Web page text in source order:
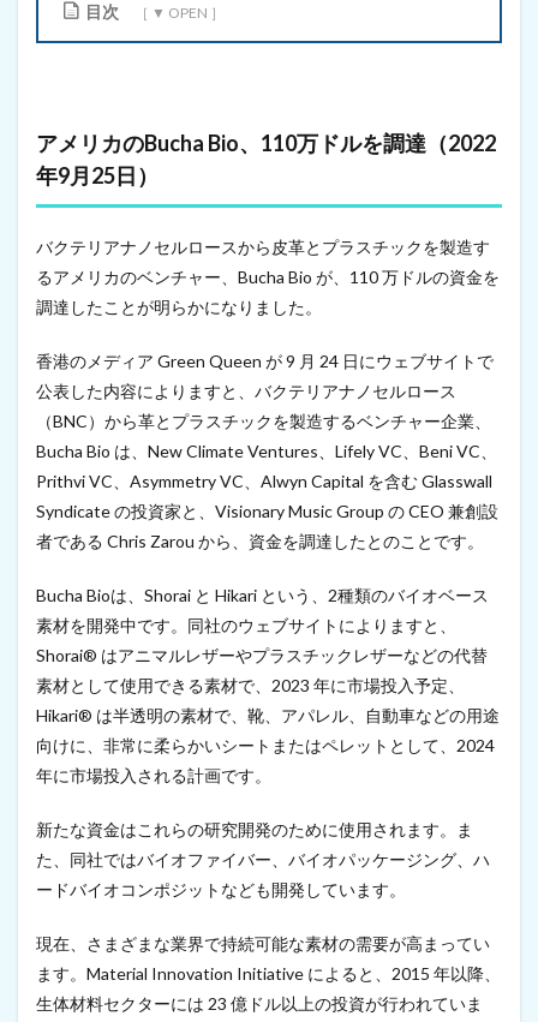
目次
1
の
B
h
a
B
i
1
1
万
ド
ル
調
達
0
2
9
月
5
日
2
豊
田
合
、
C
N
F
アメリカのBucha Bio、110万ドルを調達（2022
年9月25日）
バクテリアナノセルロースから皮革とプラスチックを製造す
るアメリカのベンチャー、Bucha Bio が、110 万ドルの資金を
調達したことが明らかになりました。
香港のメディア Green Queen が 9 月 24 日にウェブサイトで
公表した内容によりますと、バクテリアナノセルロース
（BNC）から革とプラスチックを製造するベンチャー企業、
Bucha Bio は、New Climate Ventures、Lifely VC、Beni VC、
Prithvi VC、Asymmetry VC、Alwyn Capital を含む Glasswall
Syndicate の投資家と、Visionary Music Group の CEO 兼創設
者である Chris Zarou から、資金を調達したとのことです。
Bucha Bioは、Shorai と Hikari という、2種類のバイオベース
素材を開発中です。同社のウェブサイトによりますと、
Shorai® はアニマルレザーやプラスチックレザーなどの代替
素材として使用できる素材で、2023 年に市場投入予定、
Hikari® は半透明の素材で、靴、アパレル、自動車などの用途
向けに、非常に柔らかいシートまたはペレットとして、2024
年に市場投入される計画です。
新たな資金はこれらの研究開発のために使用されます。ま
た、同社ではバイオファイバー、バイオパッケージング、ハ
ードバイオコンポジットなども開発しています。
現在、さまざまな業界で持続可能な素材の需要が高まってい
ます。Material Innovation Initiative によると、2015 年以降、
生体材料セクターには 23 億ドル以上の投資が行われていま